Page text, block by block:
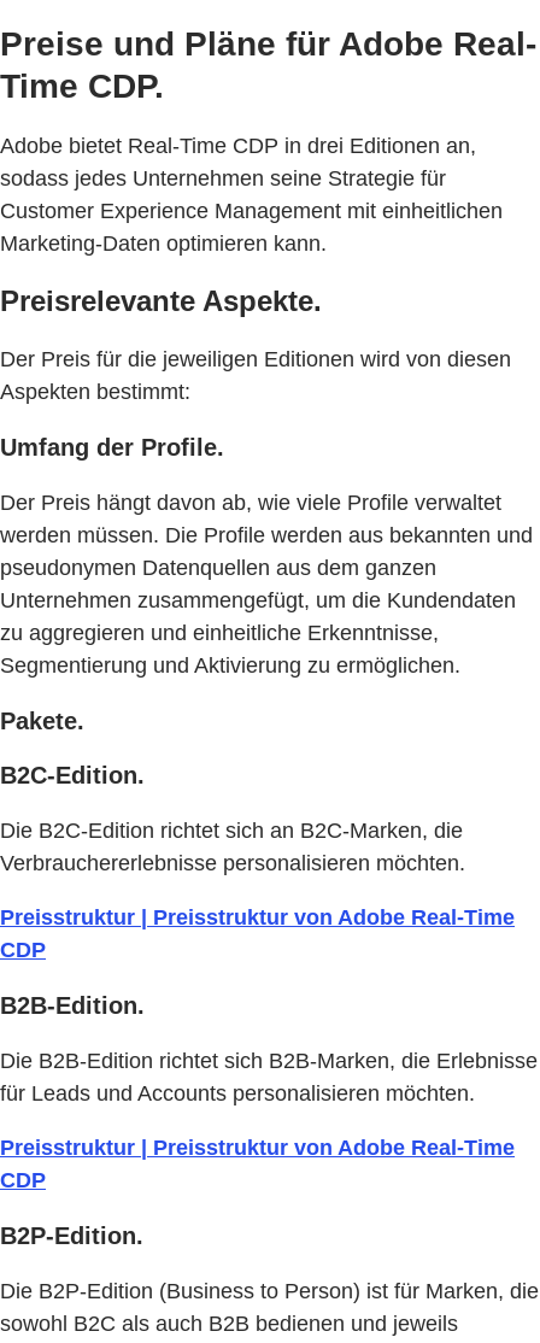
Preise und Pläne für Adobe Real-
Time CDP.
Adobe bietet Real-Time CDP in drei Editionen an,
sodass jedes Unternehmen seine Strategie für
Customer Experience Management mit einheitlichen
Marketing-Daten optimieren kann.
Preisrelevante Aspekte.
Der Preis für die jeweiligen Editionen wird von diesen
Aspekten bestimmt:
Umfang der Profile.
Der Preis hängt davon ab, wie viele Profile verwaltet
werden müssen. Die Profile werden aus bekannten und
pseudonymen Datenquellen aus dem ganzen
Unternehmen zusammengefügt, um die Kundendaten
zu aggregieren und einheitliche Erkenntnisse,
Segmentierung und Aktivierung zu ermöglichen.
Pakete.
B2C-Edition.
Die B2C-Edition richtet sich an B2C-Marken, die
Verbrauchererlebnisse personalisieren möchten.
Preisstruktur | Preisstruktur von Adobe Real-Time
CDP
B2B-Edition.
Die B2B-Edition richtet sich B2B-Marken, die Erlebnisse
für Leads und Accounts personalisieren möchten.
Preisstruktur | Preisstruktur von Adobe Real-Time
CDP
B2P-Edition.
Die B2P-Edition (Business to Person) ist für Marken, die
sowohl B2C als auch B2B bedienen und jeweils